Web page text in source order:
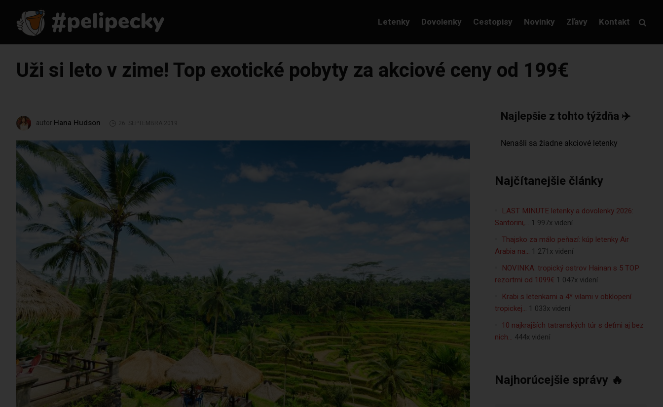
Letenky Dovolenky Cestopisy Novinky Zľavy Kontakt
Uži si leto v zime! Top exotické pobyty za akciové ceny od 199€
autor Hana Hudson 26. SEPTEMBRA 2019 Najlepšie z tohto týždňa ✈️
Najčítanejšie články
LAST MINUTE letenky a dovolenky 2026:
Santorini,… 1 997x videní
Thajsko za málo peňazí: kúp letenky Air
Arabia na… 1 271x videní
NOVINKA: tropický ostrov Hainan s 5 TOP
rezortmi od 1099€ 1 047x videní
Krabi s letenkami a 4* vilami v obklopení
tropickej… 1 033x videní
10 najkrajších tatranských túr s deťmi aj bez
nich… 444x videní
Najhorúcejšie správy 🔥